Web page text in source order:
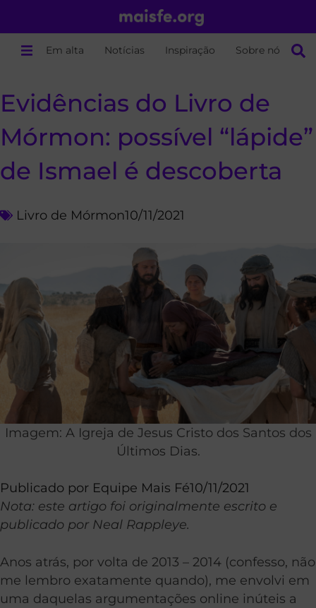
Em alta Notícias Inspiração Sobre nós
Evidências do Livro de
Mórmon: possível “lápide”
de Ismael é descoberta
Livro de Mórmon10/11/2021
Imagem: A Igreja de Jesus Cristo dos Santos dos
Últimos Dias.
Publicado por Equipe Mais Fé10/11/2021
Nota: este artigo foi originalmente escrito e
publicado por Neal Rappleye.
Anos atrás, por volta de 2013 – 2014 (confesso, não
me lembro exatamente quando), me envolvi em
uma daquelas argumentações online inúteis a